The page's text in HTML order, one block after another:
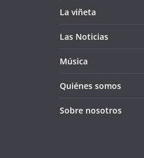
La viñeta
Las Noticias
Música
Quiénes somos
Sobre nosotros